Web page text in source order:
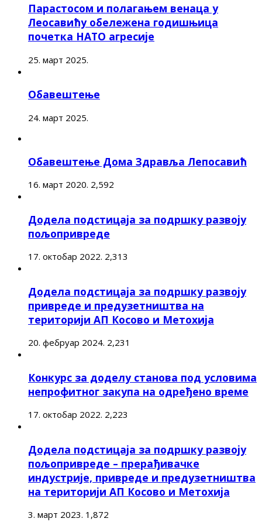
Парастосом и полагањем венаца у
Леосавићу обележена годишњица
почетка НАТО агресије
25. март 2025.
Обавештење
24. март 2025.
Обавештење Дома Здравља Лепосавић
16. март 2020. 2,592
Додела подстицаја за подршку развоју
пољопривреде
17. октобар 2022. 2,313
Додела подстицаја за подршку развоју
привреде и предузетништва на
територији АП Косово и Метохија
20. фебруар 2024. 2,231
Конкурс за доделу станова под условима
непрофитног закупа на одређено време
17. октобар 2022. 2,223
Додела подстицаја за подршку развоју
пољопривреде – прерађивачке
индустрије, привреде и предузетништва
на територији АП Косово и Метохија
3. март 2023. 1,872